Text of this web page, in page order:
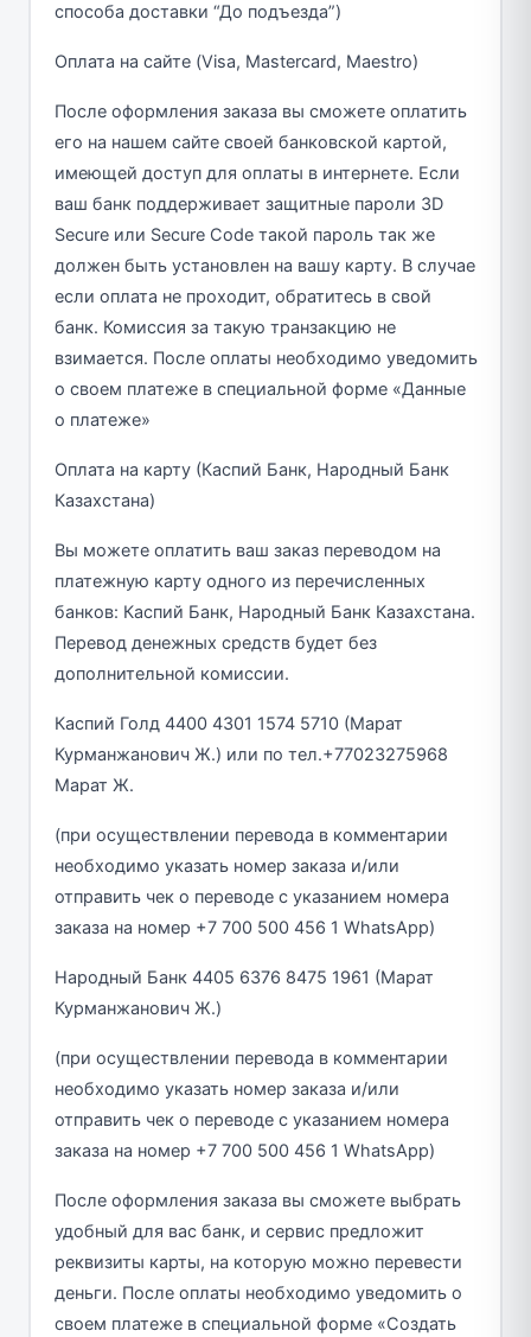
способа доставки “До подъезда”)
Оплата на сайте (Visa, Mastercard, Maestro)
После оформления заказа вы сможете оплатить
его на нашем сайте своей банковской картой,
имеющей доступ для оплаты в интернете. Если
ваш банк поддерживает защитные пароли 3D
Secure или Secure Code такой пароль так же
должен быть установлен на вашу карту. В случае
если оплата не проходит, обратитесь в свой
банк. Комиссия за такую транзакцию не
взимается. После оплаты необходимо уведомить
о своем платеже в специальной форме «Данные
о платеже»
Оплата на карту (Каспий Банк, Народный Банк
Казахстана)
Вы можете оплатить ваш заказ переводом на
платежную карту одного из перечисленных
банков: Каспий Банк, Народный Банк Казахстана.
Перевод денежных средств будет без
дополнительной комиссии.
Каспий Голд 4400 4301 1574 5710 (Марат
Курманжанович Ж.) или по тел.+77023275968
Марат Ж.
(при осуществлении перевода в комментарии
необходимо указать номер заказа и/или
отправить чек о переводе с указанием номера
заказа на номер +7 700 500 456 1 WhatsApp)
Народный Банк 4405 6376 8475 1961 (Марат
Курманжанович Ж.)
(при осуществлении перевода в комментарии
необходимо указать номер заказа и/или
отправить чек о переводе с указанием номера
заказа на номер +7 700 500 456 1 WhatsApp)
После оформления заказа вы сможете выбрать
удобный для вас банк, и сервис предложит
реквизиты карты, на которую можно перевести
деньги. После оплаты необходимо уведомить о
своем платеже в специальной форме «Создать